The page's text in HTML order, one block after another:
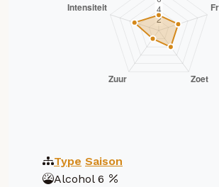
Type Saison
Alcohol 6